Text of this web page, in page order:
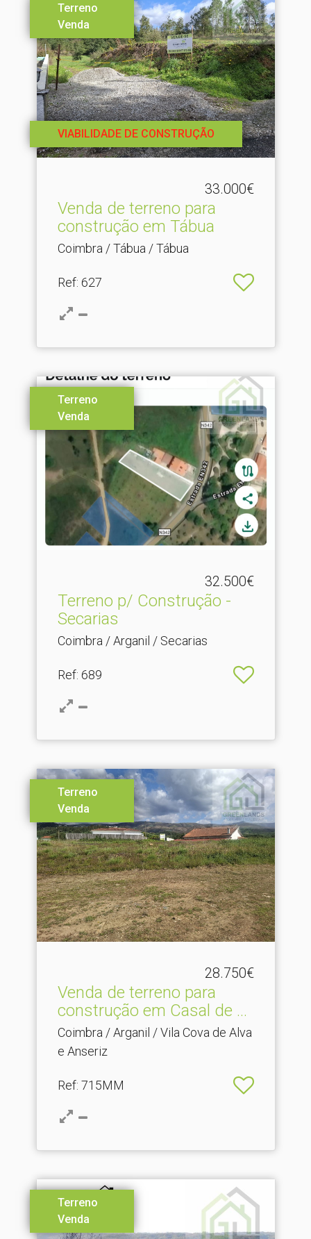
Terreno
Venda
VIABILIDADE DE CONSTRUÇÃO
33.000€
Venda de terreno para
construção em Tábua
Coimbra / Tábua / Tábua
Ref: 627
Terreno
Venda
32.500€
Terreno p/ Construção -
Secarias
Coimbra / Arganil / Secarias
Ref: 689
Terreno
Venda
28.750€
Venda de terreno para
construção em Casal de .​..
Coimbra / Arganil / Vila Cova de Alva
e Anseriz
Ref: 715MM
Terreno
Venda